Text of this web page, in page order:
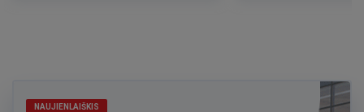
NAUJIENLAIŠKIS